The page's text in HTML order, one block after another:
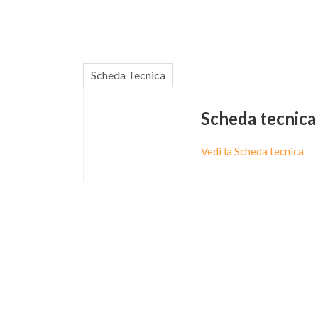
Scheda Tecnica
Scheda tecnica
Vedi la Scheda tecnica